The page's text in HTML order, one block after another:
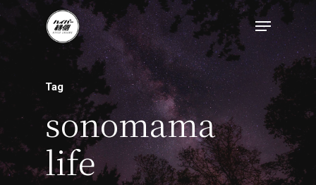
Tag
sonomama
life
トップページ
ハイパー縁側とは
ハイパー縁側@中津
ハイパー縁側@天満